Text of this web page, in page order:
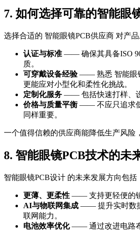
7. 如何选择可靠的智能眼
选择合适的 智能眼镜PCB供应商 对产品
认证与标准 —— 确保其具备ISO
质。
可穿戴设备经验—— 熟悉 智能眼
更能应对小型化和柔性化挑战。
定制化服务 —— 包括快速打样、
价格与质量平衡 —— 不应只追求
同样重要。
一个值得信赖的供应商能降低生产风险
8. 智能眼镜PCB技术的未
智能眼镜PCB设计 的未来发展方向包括
更薄、更柔性 —— 支持更轻便的
AI与物联网集成 —— 提升实时数
联网能力。
电池效率优化—— 通过改进电路布